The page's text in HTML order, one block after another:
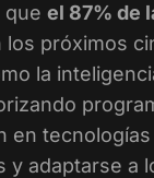
que el 87% de
próximos
la
en
y adaptarse a